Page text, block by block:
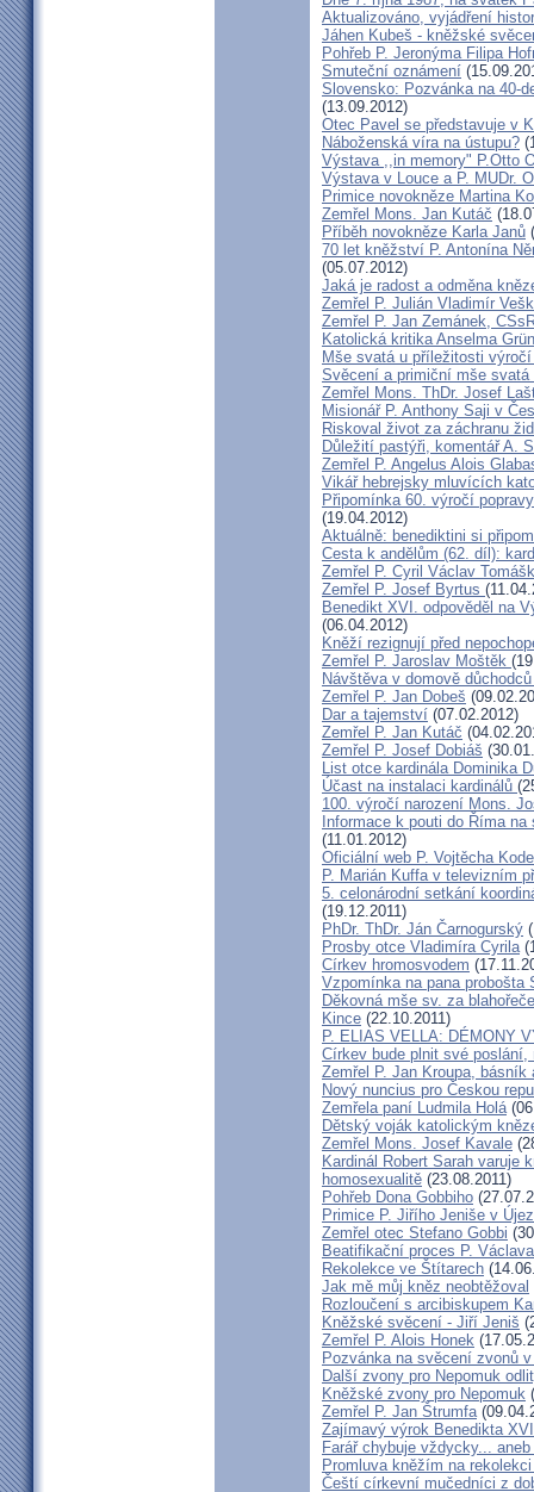
Aktualizováno, vyjádření
Jáhen Kubeš - kněžské
Pohřeb P. Jeronýma Filipa
Smuteční oznámení
Slovensko: Pozvánka na 40-
(13.09.2012)
Otec Pavel se představuje v
Náboženská víra na ústupu?
Výstava ,,in memory" P.Otto
Výstava v Louce a P. MUDr.
Primice novokněze Martina
Zemřel Mons. Jan Kutáč
Příběh novokněze Karla Janů
70 let kněžství P. Antonína
(05.07.2012)
Jaká je radost a odměna
Zemřel P. Julián Vladimír
Zemřel P. Jan Zemánek,
Katolická kritika Anselma
Mše svatá u příležitosti
Svěcení a primiční mše
Zemřel Mons. ThDr. Josef
Misionář P. Anthony Saji v
Riskoval život za záchranu
Důležití pastýři, komentář A.
Zemřel P. Angelus Alois
Vikář hebrejsky mluvících
Připomínka 60. výročí
(19.04.2012)
Aktuálně: benediktini si
Cesta k andělům (62. díl):
Zemřel P. Cyril Václav
Zemřel P. Josef Byrtus
Benedikt XVI. odpověděl na
(06.04.2012)
Kněží rezignují před
Zemřel P. Jaroslav Moštěk
Návštěva v domově
Zemřel P. Jan Dobeš
Dar a tajemství (07.02.2012)
Zemřel P. Jan Kutáč
Zemřel P. Josef Dobiáš
List otce kardinála Dominika
Účast na instalaci kardinálů
100. výročí narození Mons.
Informace k pouti do Říma
(11.01.2012)
Oficiální web P. Vojtěcha
P. Marián Kuffa v televizním
5. celonárodní setkání
(19.12.2011)
PhDr. ThDr. Ján Čarnogurský
Prosby otce Vladimíra Cyrila
Církev hromosvodem
Vzpomínka na pana probošta
Děkovná mše sv. za
Kince (22.10.2011)
P. ELIAS VELLA: DÉMONY
Církev bude plnit své
Zemřel P. Jan Kroupa, básník
Nový nuncius pro Českou
Zemřela paní Ludmila Holá
Dětský voják katolickým
Zemřel Mons. Josef Kavale
Kardinál Robert Sarah varuje
homosexualitě (23.08.2011)
Pohřeb Dona Gobbiho
Primice P. Jiřího Jeniše v
Zemřel otec Stefano Gobbi
Beatifikační proces P.
Rekolekce ve Štítarech
Jak mě můj kněz neobtěžoval
Rozloučení s arcibiskupem
Kněžské svěcení - Jiří Jeniš
Zemřel P. Alois Honek
Pozvánka na svěcení zvonů
Další zvony pro Nepomuk
Kněžské zvony pro Nepomuk
Zemřel P. Jan Štrumfa
Zajímavý výrok Benedikta
Farář chybuje vždycky...
Promluva kněžím na
Čeští církevní mučedníci z